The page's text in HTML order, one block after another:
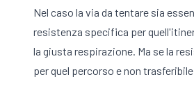
Nel caso la via da tentare sia
resistenza specifica per
la giusta respirazione. Ma se la
per quel percorso e non